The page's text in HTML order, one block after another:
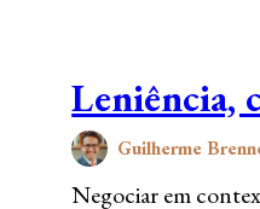
Leniência,
Guilherme
Negociar em